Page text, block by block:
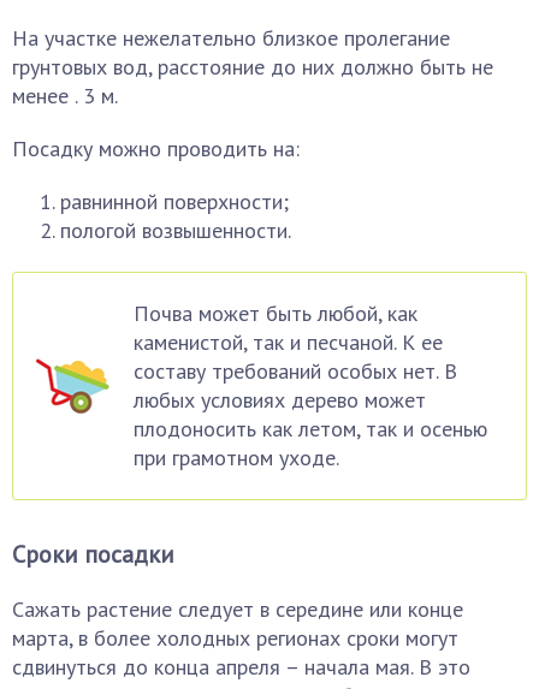
На участке нежелательно близкое пролегание
грунтовых вод, расстояние до них должно быть не
менее . 3 м.
Посадку можно проводить на:
равнинной поверхности;
пологой возвышенности.
Почва может быть любой, как
каменистой, так и песчаной. К ее
составу требований особых нет. В
любых условиях дерево может
плодоносить как летом, так и осенью
при грамотном уходе.
Сроки посадки
Сажать растение следует в середине или конце
марта, в более холодных регионах сроки могут
сдвинуться до конца апреля – начала мая. В это